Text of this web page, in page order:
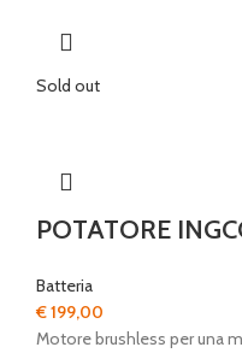
Sold out
POTATORE
Batteria
€199,00
Motore brushless per una